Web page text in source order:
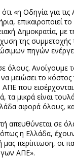
«η Οδηγία για
Δημοκρατία, με
της
πηγών
όλους. Ανοίγουμε
μειώσει το
που
τα μικρά είναι
αφορά όλους,
απευθύνεται σε
η Ελλάδα,
μας περίπτωση, οι
ΑΠΕ».